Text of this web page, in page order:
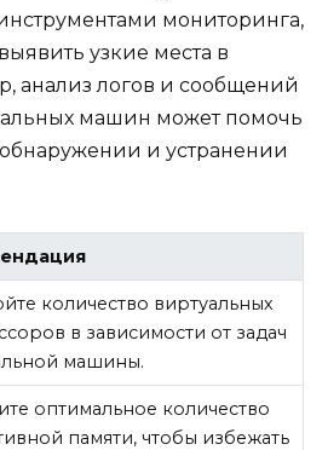
мониторинга,
узкие места в
анализ логов и сообщений
машин может помочь
и устранении
количество виртуальных
в зависимости от задач
машины.
оптимальное количество
памяти, чтобы избежать